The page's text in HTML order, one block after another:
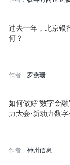
过去一年，北京银
何？
作者 : 罗燕珊
如何做好“数字金
力大会·新动力数
作者 : 神州信息